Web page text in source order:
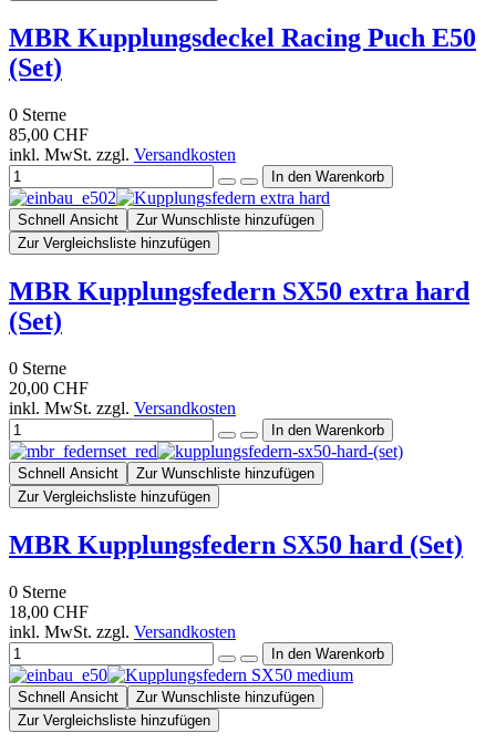
MBR Kupplungsdeckel Racing Puch E50
(Set)
0 Sterne
85,00 CHF
inkl. MwSt. zzgl. Versandkosten
Schnell Ansicht
Zur Wunschliste hinzufügen
Zur Vergleichsliste hinzufügen
MBR Kupplungsfedern SX50 extra hard
(Set)
0 Sterne
20,00 CHF
inkl. MwSt. zzgl. Versandkosten
Schnell Ansicht
Zur Wunschliste hinzufügen
Zur Vergleichsliste hinzufügen
MBR Kupplungsfedern SX50 hard (Set)
0 Sterne
18,00 CHF
inkl. MwSt. zzgl. Versandkosten
Schnell Ansicht
Zur Wunschliste hinzufügen
Zur Vergleichsliste hinzufügen